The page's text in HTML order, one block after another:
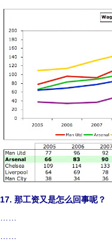
17. 那工资又是怎么回事呢？
……